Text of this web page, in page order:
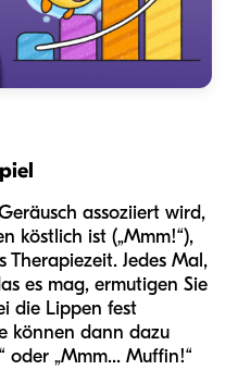
assoziiert wird,
köstlich ist („Mmm!“),
Therapiezeit. Jedes Mal,
es mag, ermutigen Sie
die Lippen fest
können dann dazu
oder „Mmm... Muffin!“